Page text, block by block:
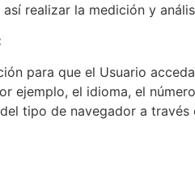
realizar la medición y
para que el Usuario
ejemplo, el idioma, el
tipo de navegador a